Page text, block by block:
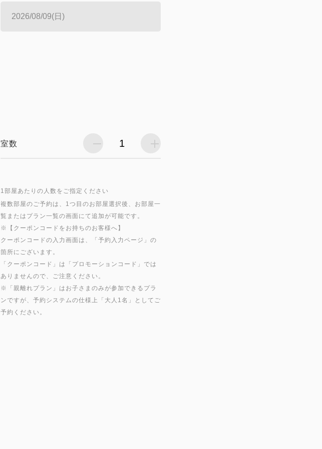
室数
1部屋あたりの人数をご指定ください
複数部屋のご予約は、1つ目のお部屋選択後、お部屋一
覧またはプラン一覧の画面にて追加が可能です。
※【クーポンコードをお持ちのお客様へ】
クーポンコードの入力画面は、「予約入力ページ」の
箇所にございます。
「クーポンコード」は「プロモーションコード」では
ありませんので、ご注意ください。
※「親離れプラン」はお子さまのみが参加できるプラ
ンですが、予約システムの仕様上「大人1名」としてご